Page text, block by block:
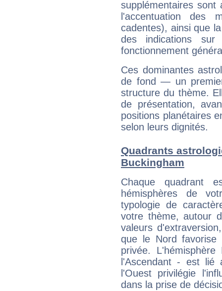
supplémentaires sont
l'accentuation des
cadentes), ainsi que
des indications sur
fonctionnement
Ces dominantes
de fond — un
structure du thème.
de présentation,
positions planétaires
selon leurs dignités.
Quadrants
Buckingham
Chaque quadrant
hémisphères de
typologie de
votre thème, autour
valeurs
que le Nord favorise
privée.
l'Ascendant - est
l'Ouest privilégie
dans la prise de